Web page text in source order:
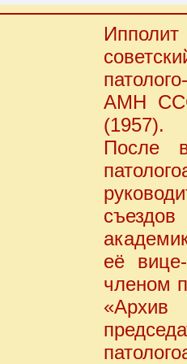
АМН
(1957).
После
её
членом